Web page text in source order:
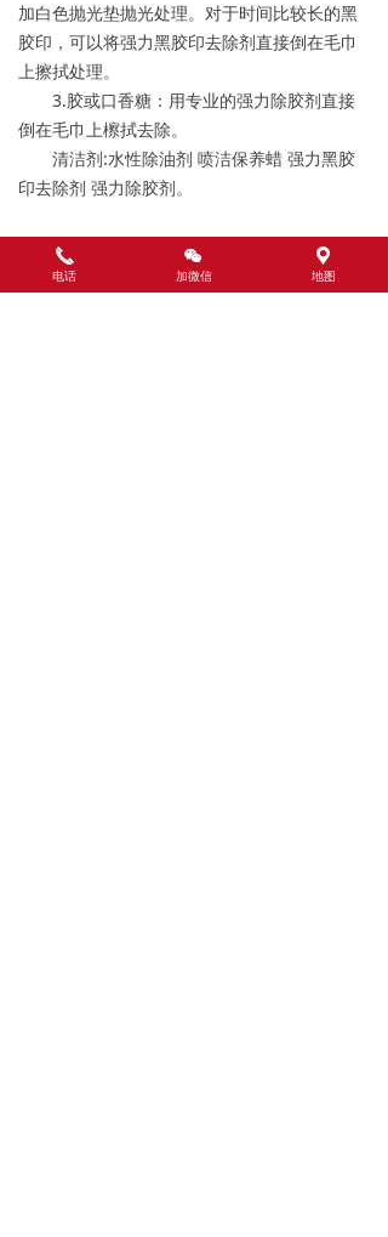
前一个：
加白色抛光垫抛光处理。对于时间比较长的黑
胶印，可以将强力黑胶印去除剂直接倒在毛巾
上擦拭处理。
3.胶或口香糖：用专业的强力除胶剂直接
倒在毛巾上檫拭去除。
清洁剂:水性除油剂 喷洁保养蜡 强力黑胶
印去除剂 强力除胶剂。
끅
电话
너
加微信
끇
地图